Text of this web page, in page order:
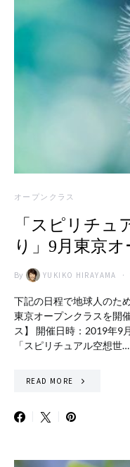
オープンクラス
「スピリチュ
り」9月東京
By YUKIKO HIRAYAMA
下記の日程で地球人のた
東京オープンクラスを開
ス】 開催日時：2019年9
「スピリチュアル空想世…
READ MORE